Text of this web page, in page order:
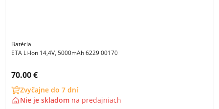
Batéria
ETA Li-Ion 14,4V, 5000mAh 6229 00170
Cena s DPH:
70.00 €
Zvyčajne do 7 dní
Nie je skladom na predajniach